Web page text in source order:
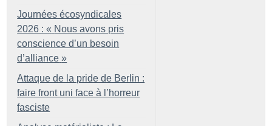
Journées écosyndicales
2026 : « Nous avons pris
conscience d’un besoin
d’alliance »
Attaque de la pride de Berlin :
faire front uni face à l’horreur
fasciste